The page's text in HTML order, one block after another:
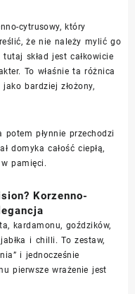
cytrusowy, który
że nie należy mylić go
skład jest całkowicie
To właśnie ta różnica
bardziej złożony,
płynnie przechodzi
domyka całość ciepłą,
pamięci.
Korzenno-
kardamonu, goździków,
i chilli. To zestaw,
i jednocześnie
pierwsze wrażenie jest